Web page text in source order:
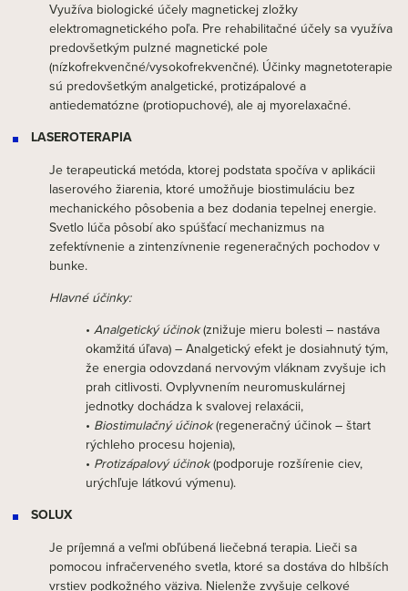
Využíva biologické účely magnetickej zložky
elektromagnetického poľa. Pre rehabilitačné účely sa využíva
predovšetkým pulzné magnetické pole
(nízkofrekvenčné/vysokofrekvenčné). Účinky magnetoterapie
sú predovšetkým analgetické, protizápalové a
antiedematózne (protiopuchové), ale aj myorelaxačné.
LASEROTERAPIA
Je terapeutická metóda, ktorej podstata spočíva v aplikácii
laserového žiarenia, ktoré umožňuje biostimuláciu bez
mechanického pôsobenia a bez dodania tepelnej energie.
Svetlo lúča pôsobí ako spúšťací mechanizmus na
zefektívnenie a zintenzívnenie regeneračných pochodov v
bunke.
Hlavné účinky:
• Analgetický účinok(znižuje mieru bolesti – nastáva
okamžitá úľava) – Analgetický efekt je dosiahnutý tým,
že energia odovzdaná nervovým vláknam zvyšuje ich
prah citlivosti. Ovplyvnením neuromuskulárnej
jednotky dochádza k svalovej relaxácii,
• Biostimulačný účinok(regeneračný účinok – štart
rýchleho procesu hojenia),
• Protizápalový účinok(podporuje rozšírenie ciev,
urýchľuje látkovú výmenu).
SOLUX
Je príjemná a veľmi obľúbená liečebná terapia. Lieči sa
pomocou infračerveného svetla, ktoré sa dostáva do hlbších
vrstiev podkožného väziva. Nielenže zvyšuje celkové